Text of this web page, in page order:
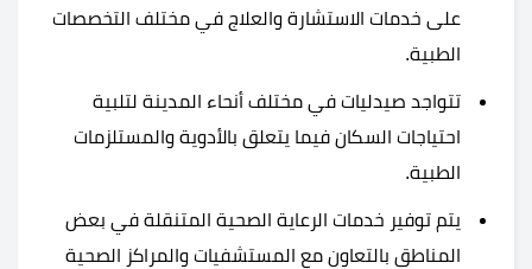
على خدمات الاستشارة والعلاج في مختلف التخصصات
الطبية.
تتواجد صيدليات في مختلف أنحاء المدينة لتلبية
احتياجات السكان فيما يتعلق بالأدوية والمستلزمات
الطبية.
يتم توفير خدمات الرعاية الصحية المتنقلة في بعض
المناطق بالتعاون مع المستشفيات والمراكز الصحية